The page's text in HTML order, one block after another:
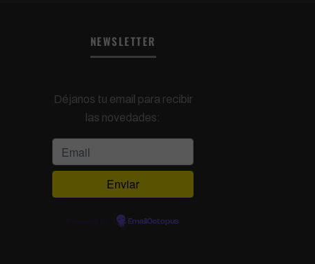
NEWSLETTER
Déjanos tu email para recibir
las novedades:
EmailOctopus